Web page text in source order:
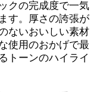
クの完成度で一気
す。厚さの誇張が
ないおいしい素材
使用のおかげで最
トーンのハイライ